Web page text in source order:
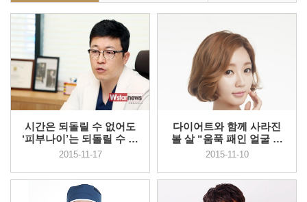
시간은 되돌릴 수 없어도
‘피부나이’는 되돌릴 수 있
다
2015-11-17
다이어트와 함께 사라진
볼 살 “움푹 패인 얼굴 어
떡하...
2015-11-10